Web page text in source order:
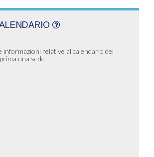
informazioni relative al calendario del
una sede